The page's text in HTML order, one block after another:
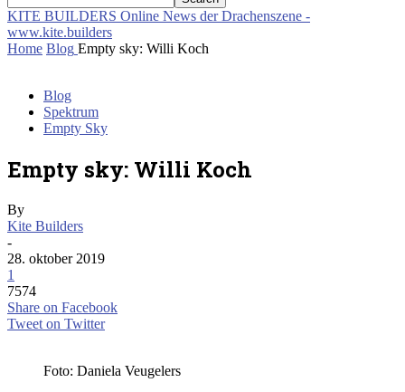
KITE BUILDERS Online News der Drachenszene -
www.kite.builders
Home Blog Empty sky: Willi Koch
Blog
Spektrum
Empty Sky
Empty sky: Willi Koch
By
Kite Builders
-
28. oktober 2019
1
7574
Share on Facebook
Tweet on Twitter
Foto: Daniela Veugelers